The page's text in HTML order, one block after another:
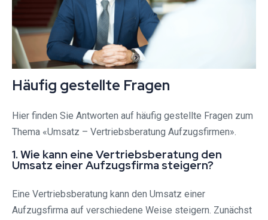
Häufig gestellte Fragen
Hier finden Sie Antworten auf häufig gestellte Fragen zum
Thema «Umsatz – Vertriebsberatung Aufzugsfirmen».
1. Wie kann eine Vertriebsberatung den
Umsatz einer Aufzugsfirma steigern?
Eine Vertriebsberatung kann den Umsatz einer
Aufzugsfirma auf verschiedene Weise steigern. Zunächst